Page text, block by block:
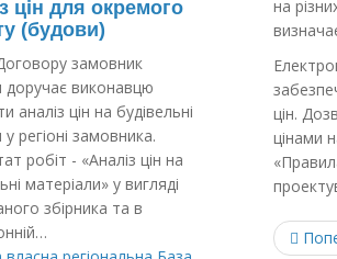
цін для окремого
(будови)
замовник
доручає виконавцю
аналіз цін на будівельні
у регіоні замовника.
робіт - «Аналіз цін на
матеріали» у вигляді
збірника та в
на
цін.
цінами